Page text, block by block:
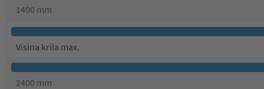
1400 mm
Visina krila max.
2400 mm